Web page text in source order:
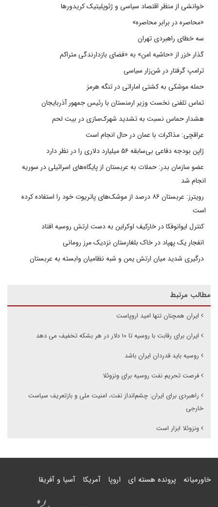
خوانشی از منظر اقتصاد سیاسی و ژئوپلیتیک کریدورها
«محاصره در برابر محاصره»
سه خطای راهبردی تهران
گذار خزر از «حاشیه امن» به «فضای بازدارندگی متراکم
ترامپ گرفتار در شن‌زار سیاسی
حمله موشکی به کشتی اماراتی در تنگه هرمز
تماس تلفنی نخست وزیر ارمنستان با رئیس جمهور آذربایجان
هشدار حماس نسبت به تشدید شهرک‌سازی در بیت‌ لحم
عراقچی: مذاکرات با عمان در حال انجام است
ژاپن بودجه دفاعی بی‌سابقه ۵۶ میلیارد دلاری را در نظر دارد
عضو سازمان بدر: حملات به عربستان از پایگاه‌های اسرائیلی در سوریه
انجام شد
رویترز: عربستان ۸۶ درصد از موشک‌های پاتریوت خود را استفاده کرده
است
کنترل ایوانوفکا در خارکیف اوکراین به دست ارتش روسیه افتاد
انفجار یک پهپاد در خاک بلغارستان نزدیک مرز رومانی
درگیری شدید میان ارتش یمن و شبه نظامیان وابسته به عربستان
مطالب مرتبط
ایران همچنان تنها امید اروپاست
ایران برای رقابت با روسیه تا ۱۰ دلار در هر بشکه تخفیف می دهد
روسیه باید قدردان ایران باشد
فرصت تحریم نفت روسیه برای ونزوئلا
راهبردی برای ایران: چشم‌انداز نفت، امنیت ملی و بازتعریف سیاست
خارجی
ونزوئلا ابزار است
خاورمیانه پرونده هسته ای اروپا آمریکا آسیا و آفریقا